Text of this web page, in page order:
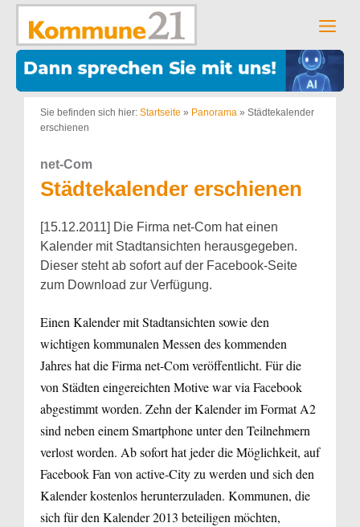
Zum
springen
Sie befinden sich hier: Startseite » Panorama » Städtekalender
erschienen
net-Com
Städtekalender erschienen
[15.12.2011] Die Firma net-Com hat einen
Kalender mit Stadtansichten herausgegeben.
Dieser steht ab sofort auf der Facebook-Seite
zum Download zur Verfügung.
Einen Kalender mit Stadtansichten sowie den
wichtigen kommunalen Messen des kommenden
Jahres hat die Firma net-Com veröffentlicht. Für die
von Städten eingereichten Motive war via Facebook
abgestimmt worden. Zehn der Kalender im Format A2
sind neben einem Smartphone unter den Teilnehmern
verlost worden. Ab sofort hat jeder die Möglichkeit, auf
Facebook Fan von active-City zu werden und sich den
Kalender kostenlos herunterzuladen. Kommunen, die
sich für den Kalender 2013 beteiligen möchten,